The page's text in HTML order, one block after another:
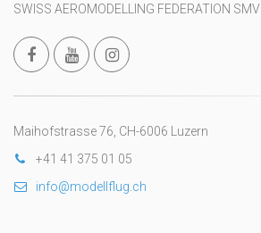
SWISS AEROMODELLING FEDERATION SMV
Maihofstrasse 76, CH-6006 Luzern
+41 41 375 01 05
info@modellflug.ch